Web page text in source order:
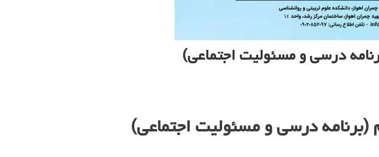
درسی و مسئولیت اجتماعی)
درسی و مسئولیت اجتماعی)